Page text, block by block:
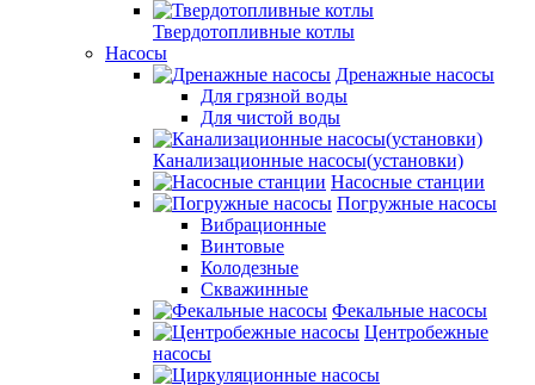
Твердотопливные котлы
Насосы
Дренажные насосы
Для грязной воды
Для чистой воды
Канализационные насосы(установки)
Насосные станции
Погружные насосы
Вибрационные
Винтовые
Колодезные
Скважинные
Фекальные насосы
Центробежные
насосы